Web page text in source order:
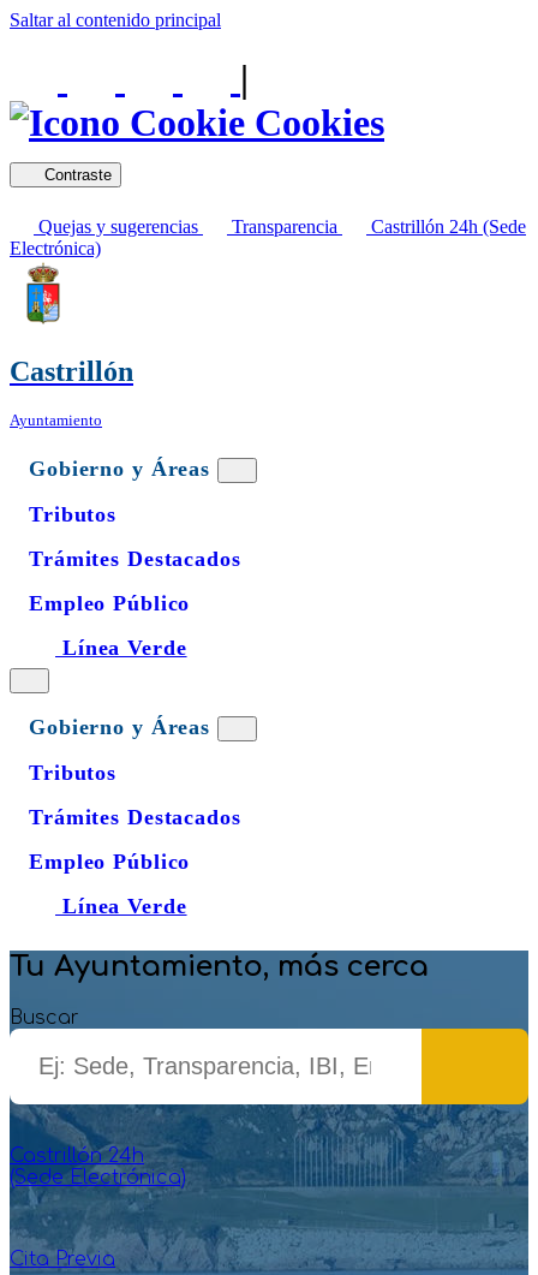
Saltar al contenido principal
|
Cookies
Contraste
Quejas y sugerencias Transparencia
Castrillón 24h (Sede
Electrónica)
Castrillón
Ayuntamiento
Gobierno y Áreas
Tributos
Trámites Destacados
Empleo Público
Línea Verde
Gobierno y Áreas
Tributos
Trámites Destacados
Empleo Público
Línea Verde
Tu Ayuntamiento, más cerca
Buscar
Castrillón 24h
(Sede Electrónica)
Cita Previa